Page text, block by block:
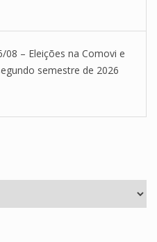
08 – Eleições na Comovi e
semestre de 2026